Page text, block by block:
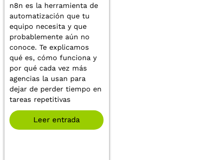
n8n es la herramienta de
automatización que tu
equipo necesita y que
probablemente aún no
conoce. Te explicamos
qué es, cómo funciona y
por qué cada vez más
agencias la usan para
dejar de perder tiempo en
tareas repetitivas
Leer entrada